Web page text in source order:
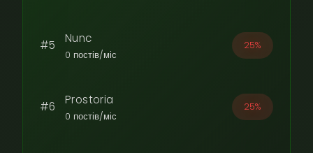
#5 Nunc
0 постів/міс
25%
#6 Prostoria
0 постів/міс
25%